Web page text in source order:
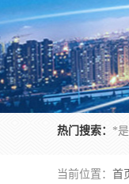
热门搜索：
当前位置： 首